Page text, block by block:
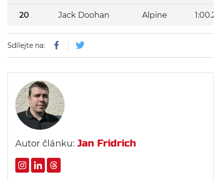
20 Jack Doohan Alpine
Sdílejte na:
Autor článku: Jan Fridrich